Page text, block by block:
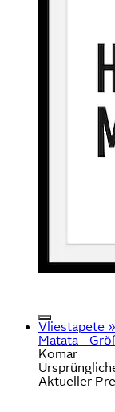
Vliestapete
Matata -
Komar
Aktueller